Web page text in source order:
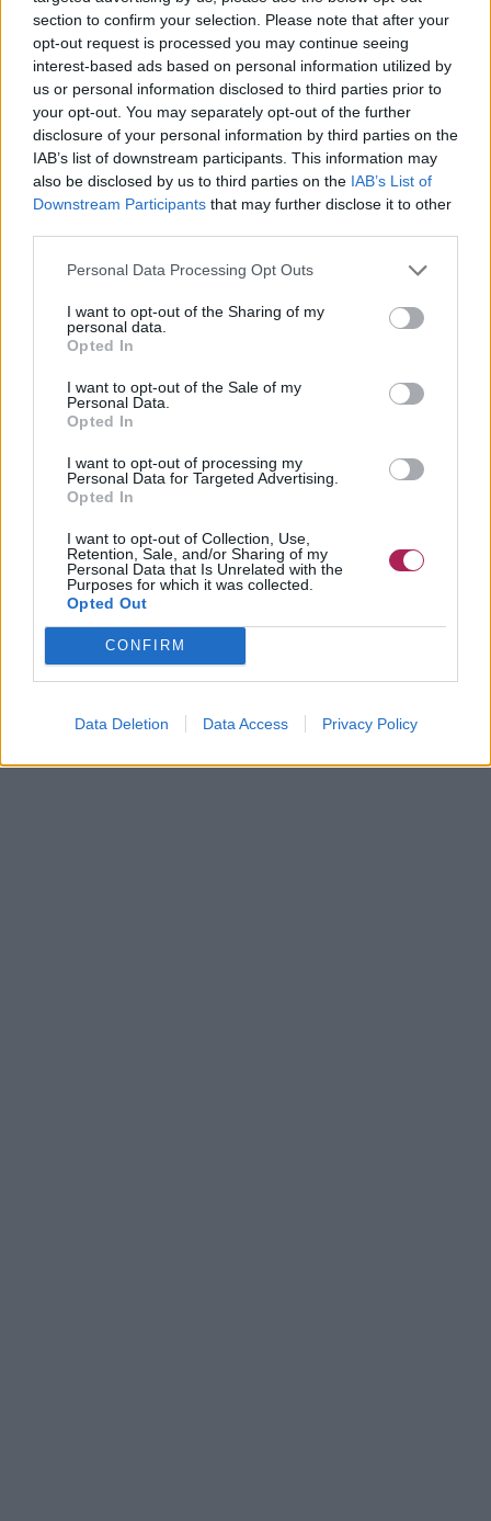
section to confirm your selection. Please note that after your
opt-out request is processed you may continue seeing
interest-based ads based on personal information utilized by
us or personal information disclosed to third parties prior to
your opt-out. You may separately opt-out of the further
disclosure of your personal information by third parties on the
IAB’s list of downstream participants. This information may
also be disclosed by us to third parties on the IAB’s List of
Downstream Participants that may further disclose it to other
Personal Data Processing Opt Outs
I want to opt-out of the Sharing of my
personal data.
Opted In
I want to opt-out of the Sale of my
Personal Data.
Opted In
I want to opt-out of processing my
Personal Data for Targeted Advertising.
Opted In
I want to opt-out of Collection, Use,
Retention, Sale, and/or Sharing of my
Personal Data that Is Unrelated with the
Purposes for which it was collected.
Opted Out
CONFIRM
Data Deletion Data Access Privacy Policy